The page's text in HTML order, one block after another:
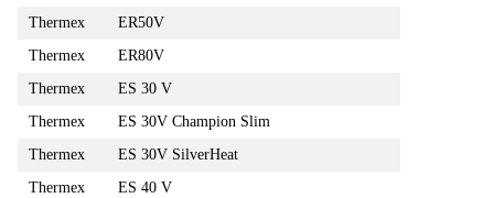
Thermex
ER50V
Thermex
ER80V
Thermex
ES 30 V
Thermex
ES 30V Champion Slim
Thermex
ES 30V SilverHeat
Thermex
ES 40 V